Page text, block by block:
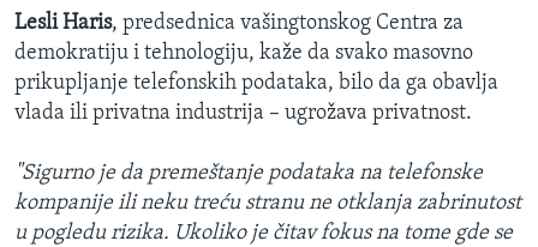
Lesli Haris, predsednica vašingtonskog Centra za
demokratiju i tehnologiju, kaže da svako masovno
prikupljanje telefonskih podataka, bilo da ga obavlja
vlada ili privatna industrija – ugrožava privatnost.
"Sigurno je da premeštanje podataka na telefonske
kompanije ili neku treću stranu ne otklanja zabrinutost
u pogledu rizika. Ukoliko je čitav fokus na tome gde se